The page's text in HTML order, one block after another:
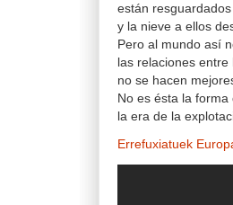
están
y la nieve a ellos
Pero al mundo así
las relaciones entre
no se hacen
No es ésta la
la era de la
Errefuxiatuek